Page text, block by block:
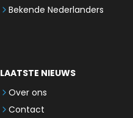
Bekende Nederlanders
LAATSTE NIEUWS
Over ons
Contact